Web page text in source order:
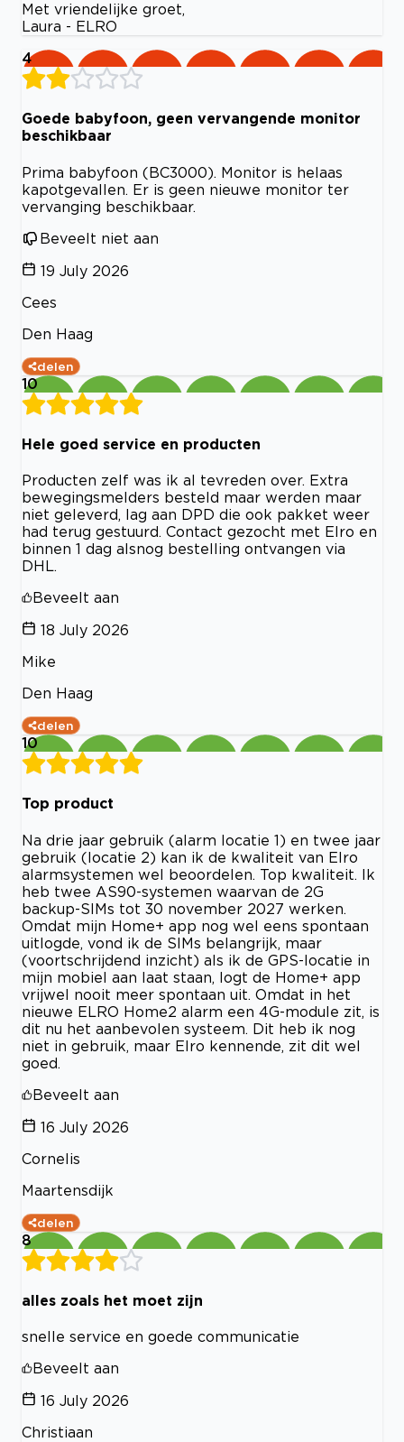
Met vriendelijke groet,
Laura - ELRO
4
Goede babyfoon, geen vervangende monitor
beschikbaar
Prima babyfoon (BC3000). Monitor is helaas
kapotgevallen. Er is geen nieuwe monitor ter
vervanging beschikbaar.
Beveelt niet aan
19 July 2026
Cees
Den Haag
delen
10
Hele goed service en producten
Producten zelf was ik al tevreden over. Extra
bewegingsmelders besteld maar werden maar
niet geleverd, lag aan DPD die ook pakket weer
had terug gestuurd. Contact gezocht met Elro en
binnen 1 dag alsnog bestelling ontvangen via
DHL.
Beveelt aan
18 July 2026
Mike
Den Haag
delen
10
Top product
Na drie jaar gebruik (alarm locatie 1) en twee jaar
gebruik (locatie 2) kan ik de kwaliteit van Elro
alarmsystemen wel beoordelen. Top kwaliteit. Ik
heb twee AS90-systemen waarvan de 2G
backup-SIMs tot 30 november 2027 werken.
Omdat mijn Home+ app nog wel eens spontaan
uitlogde, vond ik de SIMs belangrijk, maar
(voortschrijdend inzicht) als ik de GPS-locatie in
mijn mobiel aan laat staan, logt de Home+ app
vrijwel nooit meer spontaan uit. Omdat in het
nieuwe ELRO Home2 alarm een 4G-module zit, is
dit nu het aanbevolen systeem. Dit heb ik nog
niet in gebruik, maar Elro kennende, zit dit wel
goed.
Beveelt aan
16 July 2026
Cornelis
Maartensdijk
delen
8
alles zoals het moet zijn
snelle service en goede communicatie
Beveelt aan
16 July 2026
Christiaan